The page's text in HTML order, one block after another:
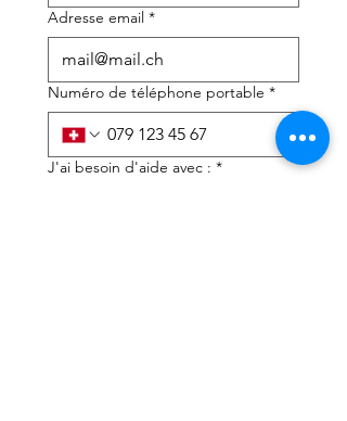
Adresse email *
Numéro de téléphone portable *
J'ai besoin d'aide avec : *